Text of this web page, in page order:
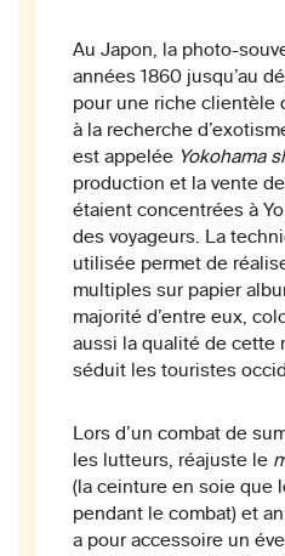
Au Japon, la photo-
années 1860 jusqu’au
pour une riche clientèle
à la recherche
est appelée Yokohama
production et la vente
étaient concentrées à
des voyageurs. La
utilisée permet de
multiples sur papier
majorité d’entre eux,
aussi la qualité de cette
séduit les touristes
Lors d’un combat de
les lutteurs, réajuste le
(la ceinture en soie que
pendant le combat) et
a pour accessoire un